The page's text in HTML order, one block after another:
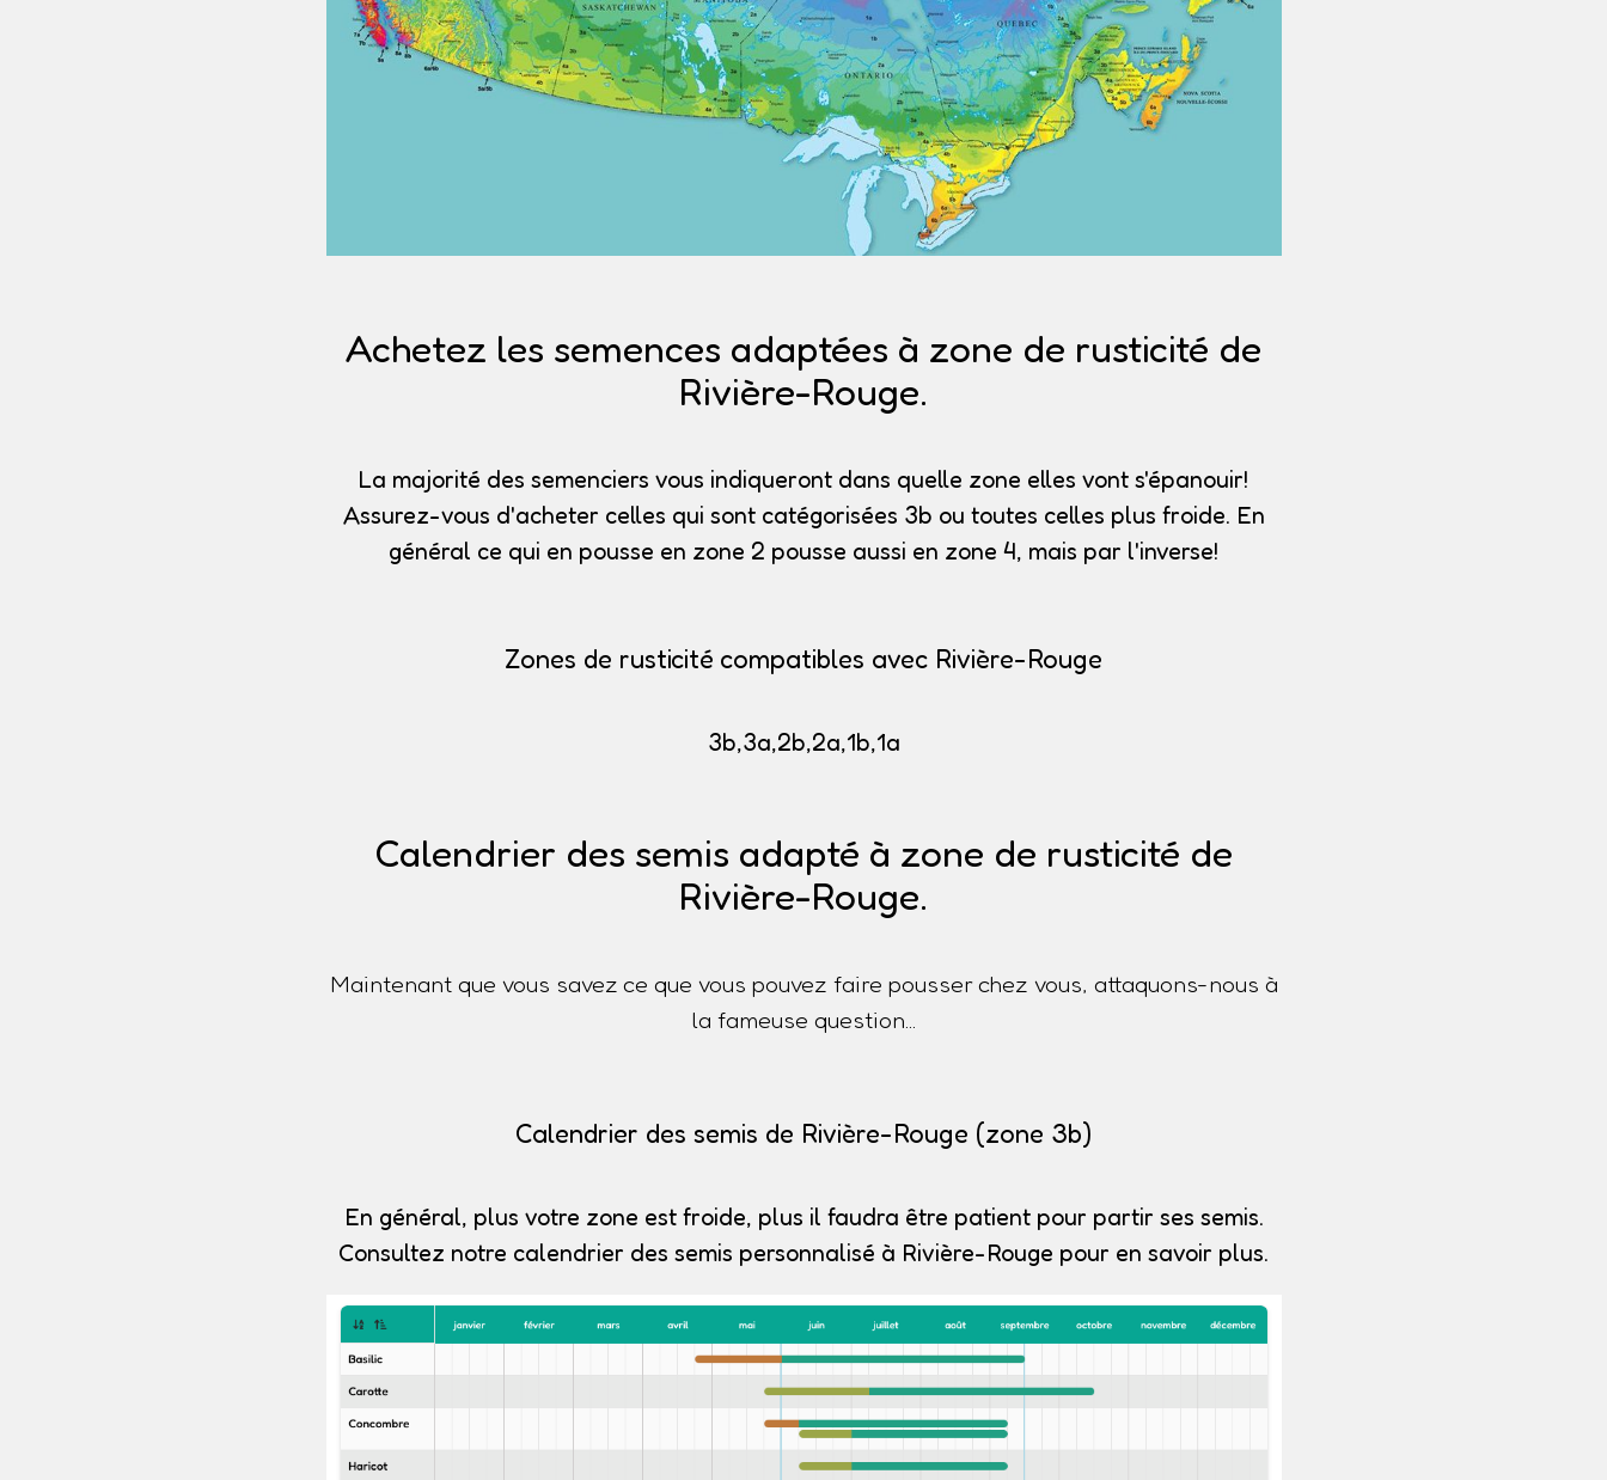
Achetez les semences adaptées à zone de rusticité de
Rivière-Rouge.
La majorité des semenciers vous indiqueront dans quelle zone elles vont s'épanouir!
Assurez-vous d'acheter celles qui sont catégorisées 3b ou toutes celles plus froide. En
général ce qui en pousse en zone 2 pousse aussi en zone 4, mais par l'inverse!
Zones de rusticité compatibles avec Rivière-Rouge
3b,3a,2b,2a,1b,1a
Calendrier des semis adapté à zone de rusticité de
Rivière-Rouge.
Maintenant que vous savez ce que vous pouvez faire pousser chez vous, attaquons-nous à
la fameuse question...
Calendrier des semis de Rivière-Rouge (zone 3b)
En général, plus votre zone est froide, plus il faudra être patient pour partir ses semis.
Consultez notre calendrier des semis personnalisé à Rivière-Rouge pour en savoir plus.